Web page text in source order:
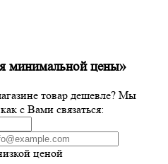
цены»
товар дешевле? Мы
с Вами связаться:
ценой